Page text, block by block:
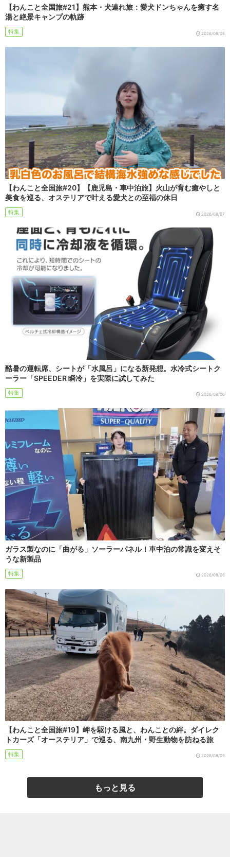
【わんこと全国旅#21】熊本・犬連れ旅：愛犬ドンちゃんを癒す名
湯と絶景キャンプの軌跡
特集 2026/08/08
【わんこと全国旅#20】【鹿児島・車中泊旅】火山が育む癒やしと
美食を巡る、オステリアで叶える愛犬との至福の休日
特集 2026/08/07
酷暑の運転席、シートが「水風呂」になる新発想。水冷式シートク
ーラー「SPEEDER 瞬冷」を実際に試してみた
特集 2026/08/06
ガラス製なのに「曲がる」ソーラーパネル！車中泊の常識を変えそ
うな新製品
特集 2026/08/06
【わんこと全国旅#19】岬を駆ける風と、わんことの絆。ダイレク
トカーズ「オーステリア」で巡る、南九州・野生動物を訪ねる旅
特集 2026/08/05
もっと見る